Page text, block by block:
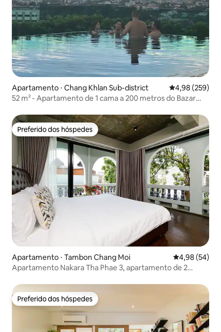
Apartamento ⋅ Chang Khlan Sub-district 4,98 de uma
4,98 (259)
52 m² - Apartamento de 1 cama a 200 metros do Bazar
Preferido dos hóspedes
Preferido dos hóspedes
Apartamento ⋅ Tambon Chang Moi 4,98 de uma
4,98 (54)
Apartamento Nakara Tha Phae 3, apartamento de 2
Preferido dos hóspedes
Preferido dos hóspedes